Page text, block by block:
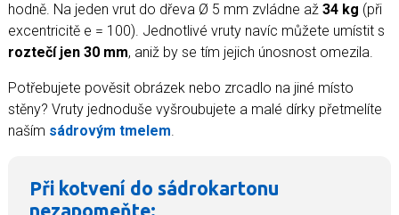
hodně. Na jeden vrut do dřeva Ø 5 mm zvládne až 34 kg (při
excentricitě e = 100). Jednotlivé vruty navíc můžete umístit s
roztečí jen 30 mm, aniž by se tím jejich únosnost omezila.
Potřebujete pověsit obrázek nebo zrcadlo na jiné místo
stěny? Vruty jednoduše vyšroubujete a malé dírky přetmelíte
naším sádrovým tmelem.
Při kotvení do sádrokartonu